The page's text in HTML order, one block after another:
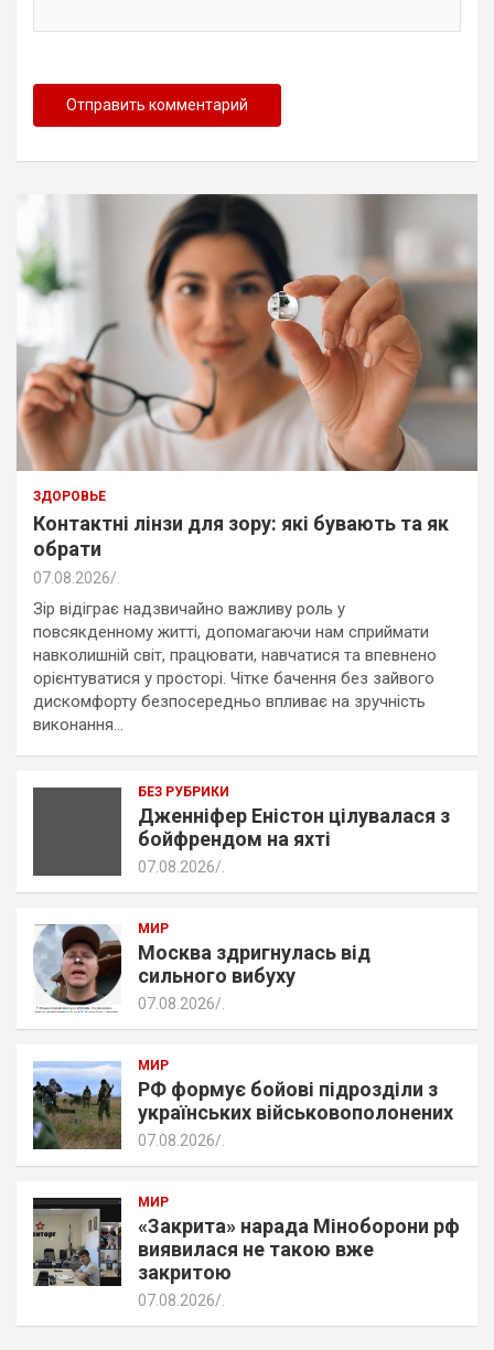
ЗДОРОВЬЕ
Контактні лінзи для зору: які бувають та як
обрати
07.08.2026
Зір відіграє надзвичайно важливу роль у
повсякденному житті, допомагаючи нам сприймати
навколишній світ, працювати, навчатися та впевнено
орієнтуватися у просторі. Чітке бачення без зайвого
дискомфорту безпосередньо впливає на зручність
виконання…
БЕЗ РУБРИКИ
Дженніфер Еністон цілувалася з
бойфрендом на яхті
07.08.2026
МИР
Москва здригнулась від
сильного вибуху
07.08.2026
МИР
РФ формує бойові підрозділи з
українських військовополонених
07.08.2026
МИР
«Закрита» нарада Міноборони рф
виявилася не такою вже
закритою
07.08.2026